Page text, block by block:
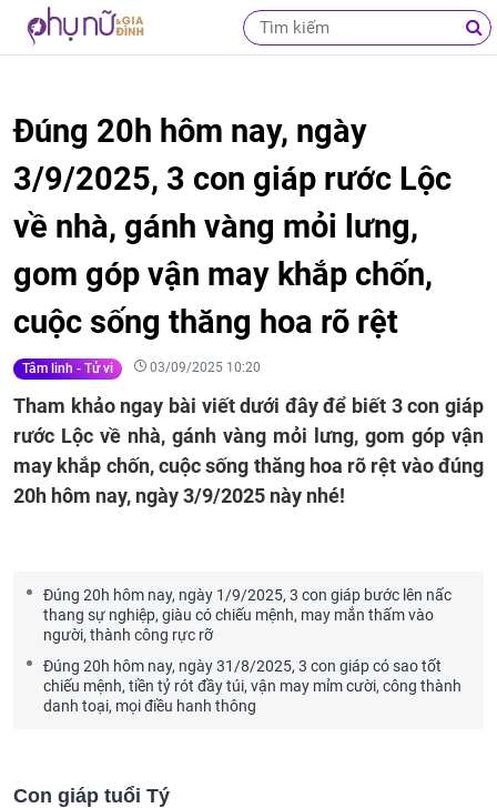
Đúng 20h hôm nay, ngày
3/9/2025, 3 con giáp rước Lộc
về nhà, gánh vàng mỏi lưng,
gom góp vận may khắp chốn,
cuộc sống thăng hoa rõ rệt
Tâm linh - Tử vi 03/09/2025 10:20
Tham khảo ngay bài viết dưới đây để biết 3 con giáp
rước Lộc về nhà, gánh vàng mỏi lưng, gom góp vận
may khắp chốn, cuộc sống thăng hoa rõ rệt vào đúng
20h hôm nay, ngày 3/9/2025 này nhé!
Đúng 20h hôm nay, ngày 1/9/2025, 3 con giáp bước lên nấc
thang sự nghiệp, giàu có chiếu mệnh, may mắn thấm vào
người, thành công rực rỡ
Đúng 20h hôm nay, ngày 31/8/2025, 3 con giáp có sao tốt
chiếu mệnh, tiền tỷ rót đầy túi, vận may mỉm cười, công thành
danh toại, mọi điều hanh thông
Con giáp tuổi Tý